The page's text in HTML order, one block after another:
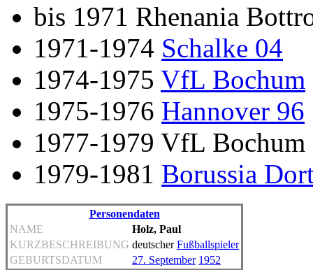
bis 1971 Rhenania
1971-1974 Schalke 04
1974-1975 VfL Bochum
1975-1976 Hannover 96
1977-1979 VfL Bochum
1979-1981 Borussia
Personendaten
NAME
Holz, Paul
KURZBESCHREIBUNG deutscherFußballspieler
GEBURTSDATUM
27. September 1952